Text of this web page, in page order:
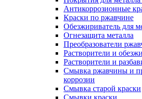
Антикоррозионные
Краски по ржавчине
Обезжириватель для
Огнезащита металла
Преобразователи
Растворители и
Растворители и
Смывка ржавчины и
коррозии
Смывка старой краски
Смывки краски